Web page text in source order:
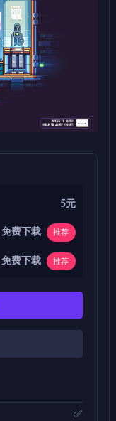
5元
免费下载 推荐
免费下载 推荐
✅